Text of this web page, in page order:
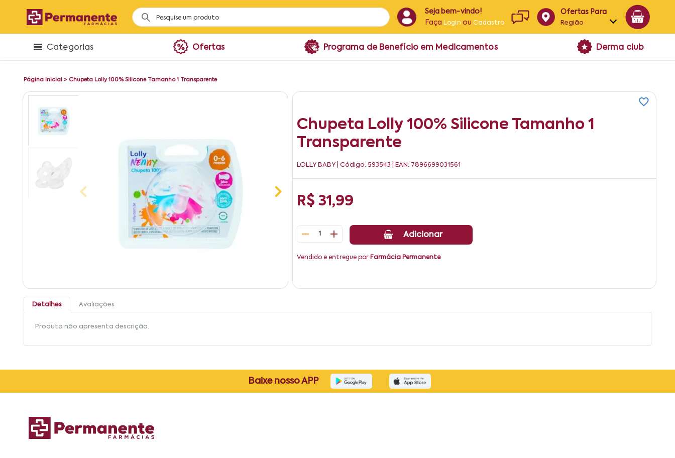
Seja bem-vindo!
Faça Login ouCadastro
Ofertas Para
Região
Alagoas
Categorias Ofertas Programa de Benefício em Medicamentos Derma club
Página Inicial > Chupeta Lolly 100% Silicone Tamanho 1 Transparente
Chupeta Lolly 100% Silicone Tamanho 1
Transparente
LOLLY BABY | Código: 593543 | EAN: 7896699031561
R$ 31,99
1 Adicionar
Vendido e entregue por Farmácia Permanente
Detalhes Avaliações
Produto não apresenta descrição.
Baixe nosso APP